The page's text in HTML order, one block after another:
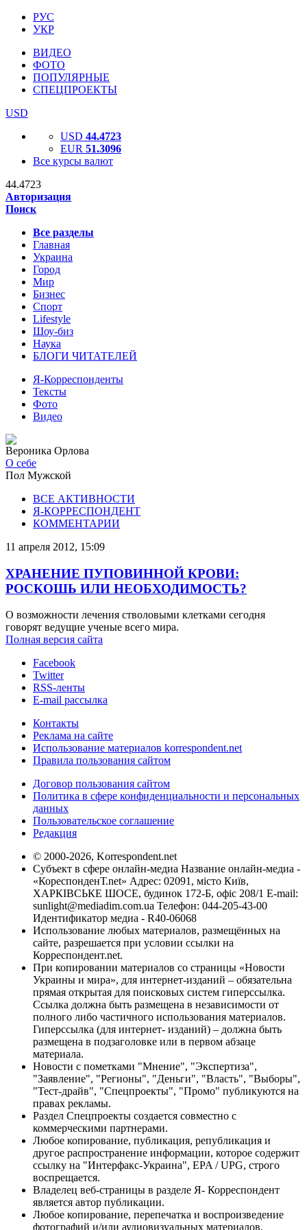
РУС
УКР
ВИДЕО
ФОТО
ПОПУЛЯРНЫЕ
СПЕЦПРОЕКТЫ
USD
USD 44.4723
EUR 51.3096
Все курсы валют
44.4723
Авторизация
Поиск
Все разделы
Главная
Украина
Город
Мир
Бизнес
Спорт
Lifestyle
Шоу-биз
Наука
БЛОГИ ЧИТАТЕЛЕЙ
Я-Корреспонденты
Тексты
Фото
Видео
Вероника Орлова
О себе
Пол Мужской
ВСЕ АКТИВНОСТИ
Я-КОРРЕСПОНДЕНТ
КОММЕНТАРИИ
11 апреля 2012, 15:09
ХРАНЕНИЕ ПУПОВИННОЙ КРОВИ:
РОСКОШЬ ИЛИ НЕОБХОДИМОСТЬ?
О возможности лечения стволовыми клетками сегодня
говорят ведущие ученые всего мира.
Полная версия сайта
Facebook
Twitter
RSS-ленты
E-mail рассылка
Контакты
Реклама на сайте
Использование материалов korrespondent.net
Правила пользования сайтом
Договор пользования сайтом
Политика в сфере конфиденциальности и персональных
данных
Пользовательское соглашение
Редакция
© 2000-2026, Korrespondent.net
Субъект в сфере онлайн-медиа Название онлайн-медиа -
«КореспонденТ.net» Адрес: 02091, місто Київ,
ХАРКІВСЬКЕ ШОСЕ, будинок 172-Б, офіс 208/1 E-mail:
sunlight@mediadim.com.ua Телефон: 044-205-43-00
Идентификатор медиа - R40-06068
Использование любых материалов, размещённых на
сайте, разрешается при условии ссылки на
Корреспондент.net.
При копировании материалов со страницы «Новости
Украины и мира», для интернет-изданий – обязательна
прямая открытая для поисковых систем гиперссылка.
Ссылка должна быть размещена в независимости от
полного либо частичного использования материалов.
Гиперссылка (для интернет- изданий) – должна быть
размещена в подзаголовке или в первом абзаце
материала.
Новости с пометками "Мнение", "Экспертиза",
"Заявление", "Регионы", "Деньги", "Власть", "Выборы",
"Тест-драйв", "Спецпроекты", "Промо" публикуются на
правах рекламы.
Раздел Спецпроекты создается совместно с
коммерческими партнерами.
Любое копирование, публикация, републикация и
другое распространение информации, которое содержит
ссылку на "Интерфакс-Украина", EPA / UPG, строго
воспрещается.
Владелец веб-страницы в разделе Я- Корреспондент
является автор публикации.
Любое копирование, перепечатка и воспроизведение
фотографий и/или аудиовизуальных материалов,